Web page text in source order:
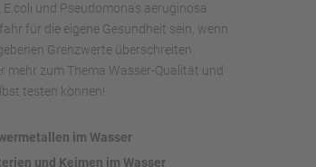
E.coli und Pseudomonas aeruginosa
für die eigene Gesundheit sein, wenn
Grenzwerte überschreiten.
mehr zum Thema Wasser-Qualität und
testen können!
im Wasser
und Keimen im Wasser